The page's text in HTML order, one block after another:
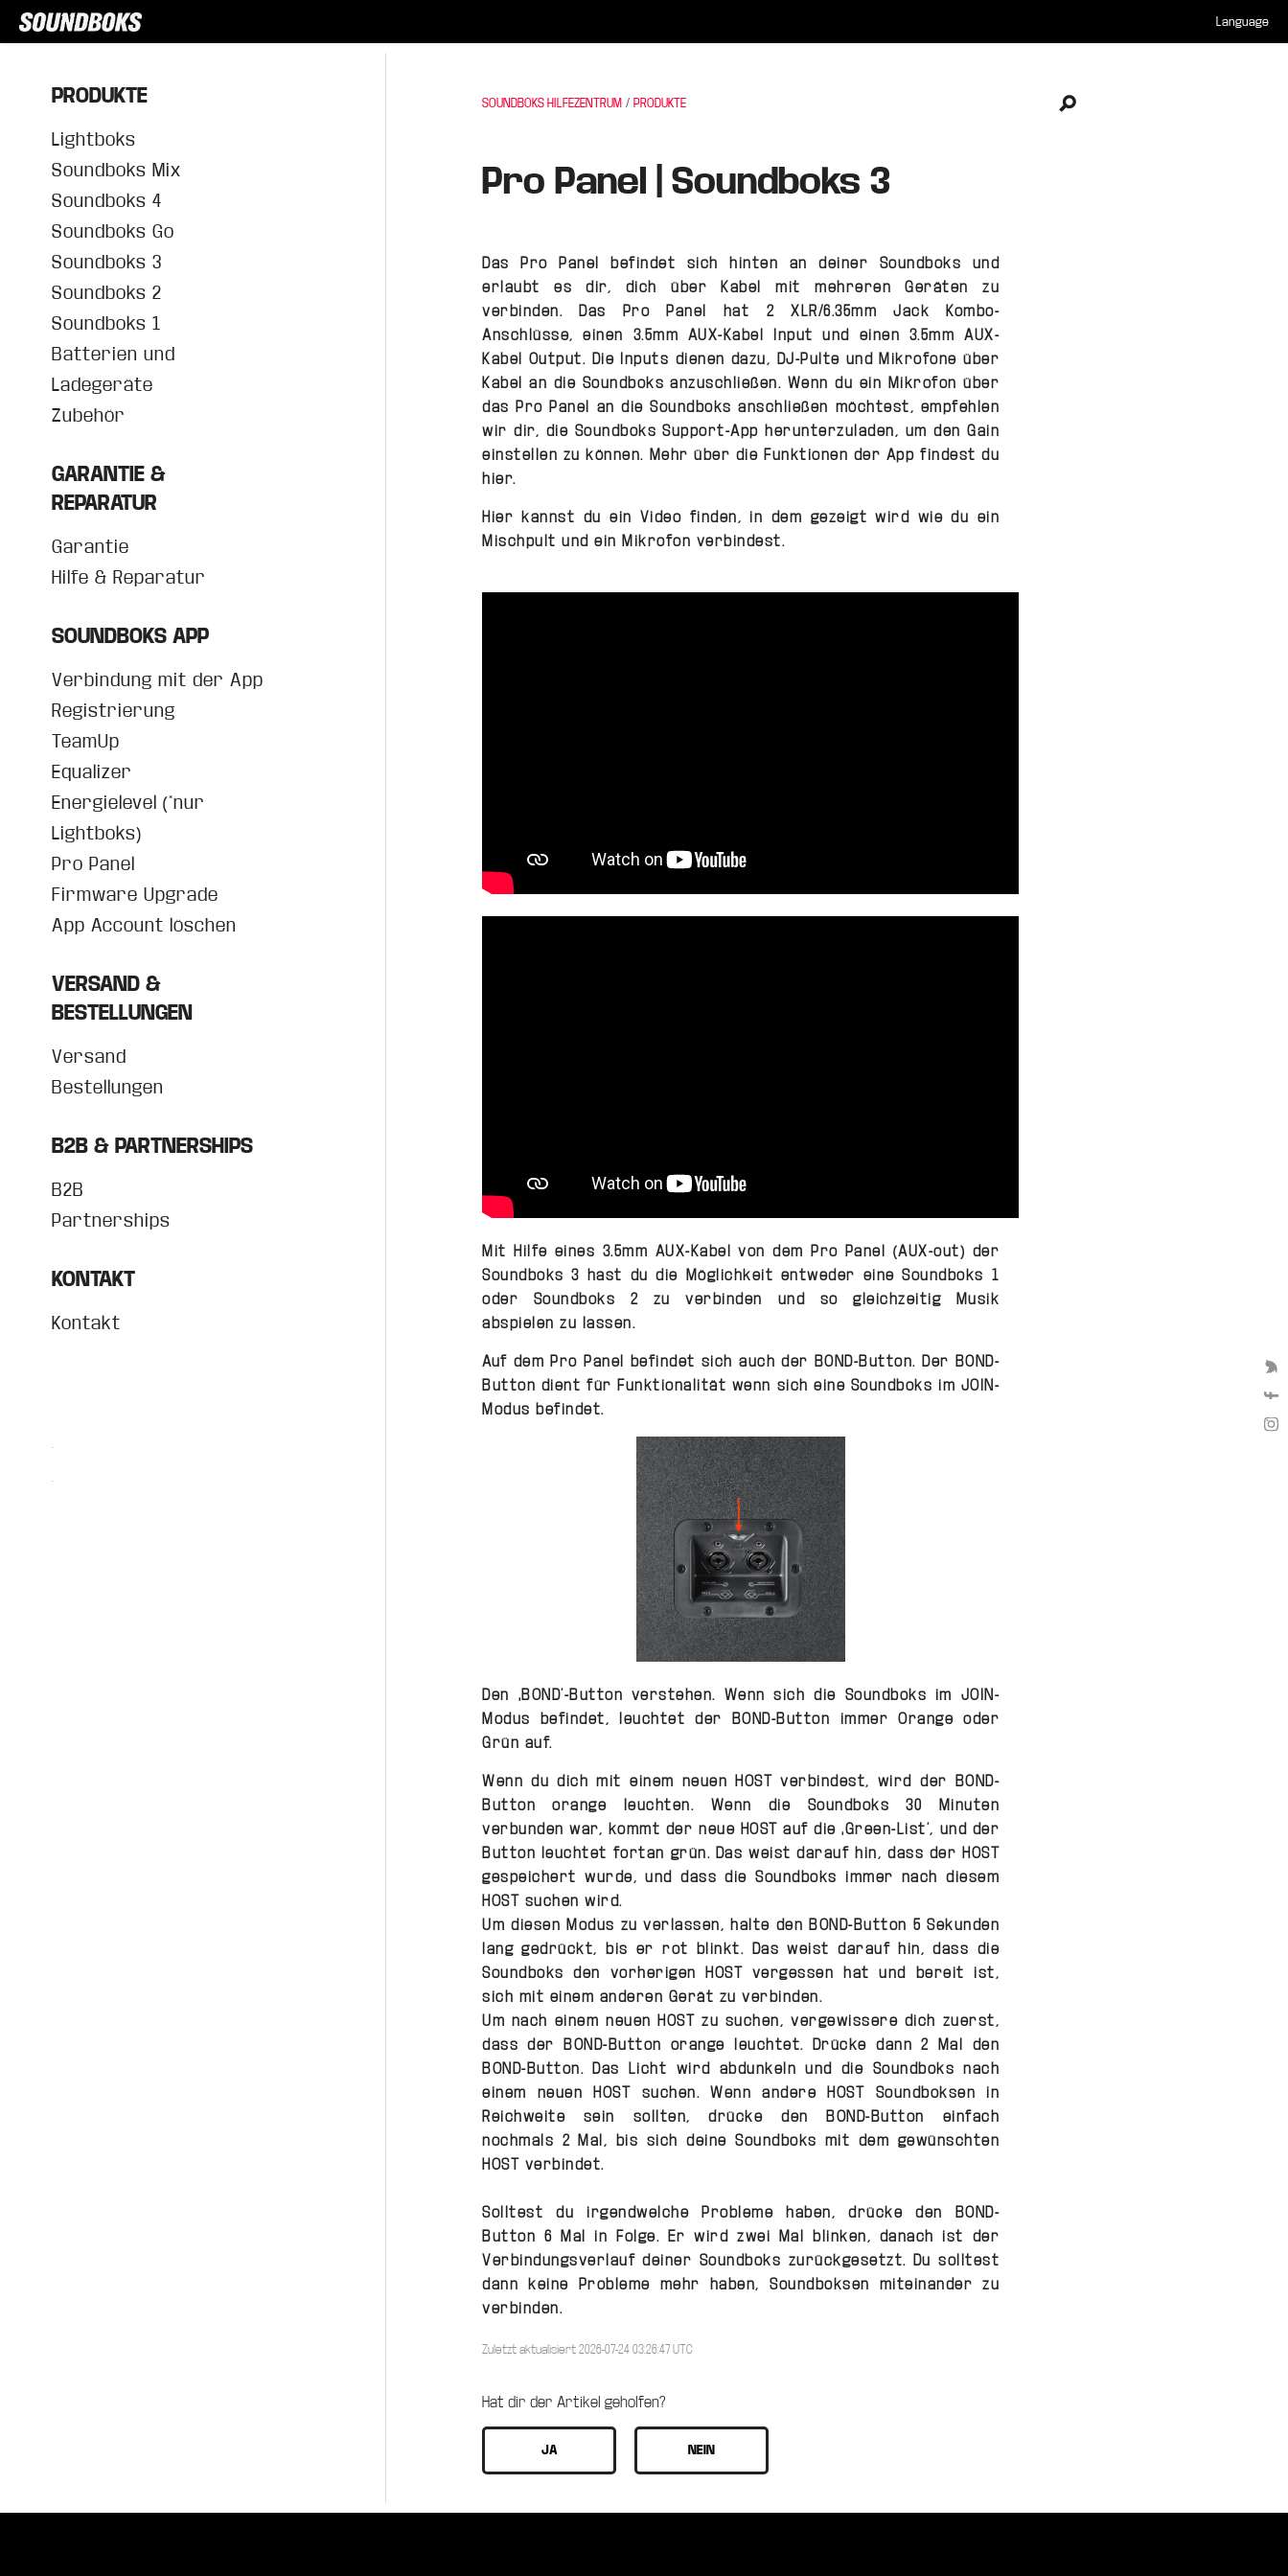
Language
PRODUKTE
Lightboks
Soundboks Mix
Soundboks 4
Soundboks Go
Soundboks 3
Soundboks 2
Soundboks 1
Batterien und
Ladegeräte
Zubehör
GARANTIE &
REPARATUR
Garantie
Hilfe & Reparatur
SOUNDBOKS APP
Verbindung mit der App
Registrierung
TeamUp
Equalizer
Energielevel (*nur
Lightboks)
Pro Panel
Firmware Upgrade
App Account löschen
VERSAND &
BESTELLUNGEN
Versand
Bestellungen
B2B & PARTNERSHIPS
B2B
Partnerships
KONTAKT
Kontakt
.
.
SOUNDBOKS HILFEZENTRUM PRODUKTE
Open search
Pro Panel | Soundboks 3
Das Pro Panel befindet sich hinten an deiner Soundboks und
erlaubt es dir, dich über Kabel mit mehreren Geräten zu
verbinden. Das Pro Panel hat 2 XLR/6.35mm Jack Kombo-
Anschlüsse, einen 3.5mm AUX-Kabel Input und einen 3.5mm AUX-
Kabel Output. Die Inputs dienen dazu, DJ-Pulte und Mikrofone über
Kabel an die Soundboks anzuschließen. Wenn du ein Mikrofon über
das Pro Panel an die Soundboks anschließen möchtest, empfehlen
wir dir, die Soundboks Support-App herunterzuladen, um den Gain
einstellen zu können. Mehr über die Funktionen der App findest du
hier.
Hier kannst du ein Video finden, in dem gezeigt wird wie du ein
Mischpult und ein Mikrofon verbindest.
Mit Hilfe eines 3.5mm AUX-Kabel von dem Pro Panel (AUX-out) der
Soundboks 3 hast du die Möglichkeit entweder eine Soundboks 1
oder Soundboks 2 zu verbinden und so gleichzeitig Musik
abspielen zu lassen.
Auf dem Pro Panel befindet sich auch der BOND-Button. Der BOND-
Button dient für Funktionalität wenn sich eine Soundboks im JOIN-
Modus befindet.
Den ‚BOND’-Button verstehen. Wenn sich die Soundboks im JOIN-
Modus befindet, leuchtet der BOND-Button immer Orange oder
Grün auf.
Wenn du dich mit einem neuen HOST verbindest, wird der BOND-
Button orange leuchten. Wenn die Soundboks 30 Minuten
verbunden war, kommt der neue HOST auf die ‚Green-List’, und der
Button leuchtet fortan grün. Das weist darauf hin, dass der HOST
gespeichert wurde, und dass die Soundboks immer nach diesem
HOST suchen wird.
Um diesen Modus zu verlassen, halte den BOND-Button 5 Sekunden
lang gedrückt, bis er rot blinkt. Das weist darauf hin, dass die
Soundboks den vorherigen HOST vergessen hat und bereit ist,
sich mit einem anderen Gerät zu verbinden.
Um nach einem neuen HOST zu suchen, vergewissere dich zuerst,
dass der BOND-Button orange leuchtet. Drücke dann 2 Mal den
BOND-Button. Das Licht wird abdunkeln und die Soundboks nach
einem neuen HOST suchen. Wenn andere HOST Soundboksen in
Reichweite sein sollten, drücke den BOND-Button einfach
nochmals 2 Mal, bis sich deine Soundboks mit dem gewünschten
HOST verbindet.
Solltest du irgendwelche Probleme haben, drücke den BOND-
Button 6 Mal in Folge. Er wird zwei Mal blinken, danach ist der
Verbindungsverlauf deiner Soundboks zurückgesetzt. Du solltest
dann keine Probleme mehr haben, Soundboksen miteinander zu
verbinden.
Zuletzt aktualisiert 2026-07-24 03:26:47 UTC
Hat dir der Artikel geholfen?